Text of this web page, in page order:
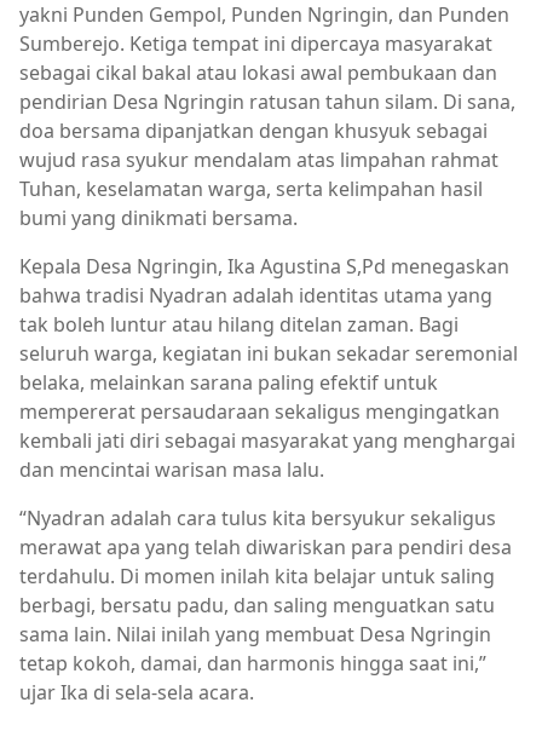
yakni Punden Gempol, Punden Ngringin, dan Punden
Sumberejo. Ketiga tempat ini dipercaya masyarakat
sebagai cikal bakal atau lokasi awal pembukaan dan
pendirian Desa Ngringin ratusan tahun silam. Di sana,
doa bersama dipanjatkan dengan khusyuk sebagai
wujud rasa syukur mendalam atas limpahan rahmat
Tuhan, keselamatan warga, serta kelimpahan hasil
bumi yang dinikmati bersama.
Kepala Desa Ngringin, Ika Agustina S,Pd menegaskan
bahwa tradisi Nyadran adalah identitas utama yang
tak boleh luntur atau hilang ditelan zaman. Bagi
seluruh warga, kegiatan ini bukan sekadar seremonial
belaka, melainkan sarana paling efektif untuk
mempererat persaudaraan sekaligus mengingatkan
kembali jati diri sebagai masyarakat yang menghargai
dan mencintai warisan masa lalu.
“Nyadran adalah cara tulus kita bersyukur sekaligus
merawat apa yang telah diwariskan para pendiri desa
terdahulu. Di momen inilah kita belajar untuk saling
berbagi, bersatu padu, dan saling menguatkan satu
sama lain. Nilai inilah yang membuat Desa Ngringin
tetap kokoh, damai, dan harmonis hingga saat ini,”
ujar Ika di sela-sela acara.